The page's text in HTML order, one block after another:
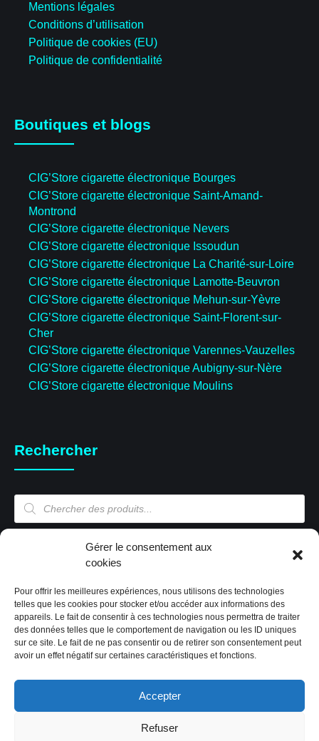
Gérer le consentement aux
cookies
Pour offrir les meilleures expériences, nous utilisons des technologies
telles que les cookies pour stocker et/ou accéder aux informations des
appareils. Le fait de consentir à ces technologies nous permettra de traiter
des données telles que le comportement de navigation ou les ID uniques
sur ce site. Le fait de ne pas consentir ou de retirer son consentement peut
avoir un effet négatif sur certaines caractéristiques et fonctions.
Accepter
Refuser
Mentions légales
Conditions d’utilisation
Politique de cookies (EU)
Politique de confidentialité
Boutiques et blogs
CIG’Store cigarette électronique Bourges
CIG’Store cigarette électronique Saint-Amand-
Montrond
CIG’Store cigarette électronique Nevers
CIG’Store cigarette électronique Issoudun
CIG’Store cigarette électronique La Charité-sur-Loire
CIG’Store cigarette électronique Lamotte-Beuvron
CIG’Store cigarette électronique Mehun-sur-Yèvre
CIG’Store cigarette électronique Saint-Florent-sur-
Cher
CIG’Store cigarette électronique Varennes-Vauzelles
CIG’Store cigarette électronique Aubigny-sur-Nère
CIG’Store cigarette électronique Moulins
Rechercher
Recherche
produits
Mon compte
Mon compte
Validation de la commande
Panier
Boutique
Politique de cookies (EU)